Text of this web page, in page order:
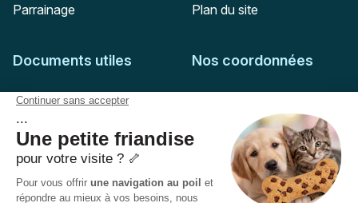
Parrainage
Plan du site
Documents utiles
Feuille de soins
Conditions générales
Politique de confidentialité
Politique des Cookies
Nos coordonnées
51-55 rue Hoche
94767
Ivry-sur-Seine
Pas encore client ?
Mail :
adhesion@assuropoil.com